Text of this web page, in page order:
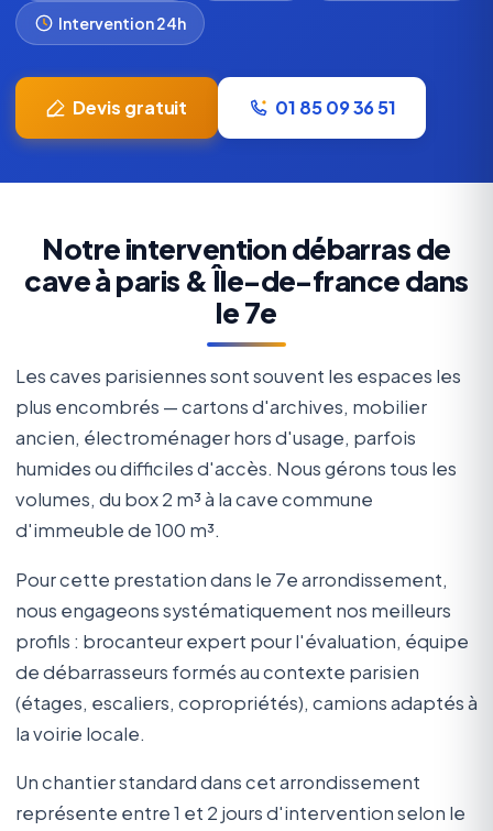
Intervention 24h
Devis gratuit 01 85 09 36 51
Notre intervention débarras de
cave à paris & Île-de-france dans
le 7e
Les caves parisiennes sont souvent les espaces les
plus encombrés — cartons d'archives, mobilier
ancien, électroménager hors d'usage, parfois
humides ou difficiles d'accès. Nous gérons tous les
volumes, du box 2 m³ à la cave commune
d'immeuble de 100 m³.
Pour cette prestation dans le 7e arrondissement,
nous engageons systématiquement nos meilleurs
profils : brocanteur expert pour l'évaluation, équipe
de débarrasseurs formés au contexte parisien
(étages, escaliers, copropriétés), camions adaptés à
la voirie locale.
Un chantier standard dans cet arrondissement
représente entre 1 et 2 jours d'intervention selon le